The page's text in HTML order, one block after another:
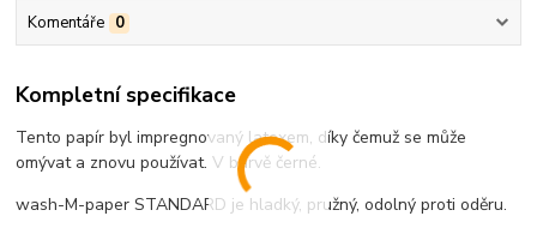
Komentáře 0
Kompletní specifikace
Tento papír byl impregnovaný latexem, díky čemuž se může
omývat a znovu používat. V barvě černé.
wash-M-paper STANDARD je hladký, pružný, odolný proti oděru.